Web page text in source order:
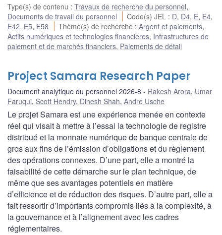
Type(s) de contenu : Travaux de recherche du personnel,
Documents de travail du personnel
Code(s) JEL : D, D4, E, E4,
E42, E5, E58 Thème(s) de recherche :Argent et paiements,
Actifs numériques et technologies financières, Infrastructures de
paiement et de marchés financiers, Paiements de détail
Project Samara Research Paper
Document analytique du personnel 2026-8 Rakesh Arora, Umar
Faruqui, Scott Hendry, Dinesh Shah, André Usche
Le projet Samara est une expérience menée en contexte
réel qui visait à mettre à l’essai la technologie de registre
distribué et la monnaie numérique de banque centrale de
gros aux fins de l’émission d’obligations et du règlement
des opérations connexes. D’une part, elle a montré la
faisabilité de cette démarche sur le plan technique, de
même que ses avantages potentiels en matière
d’efficience et de réduction des risques. D’autre part, elle a
fait ressortir d’importants compromis liés à la complexité, à
la gouvernance et à l’alignement avec les cadres
réglementaires.